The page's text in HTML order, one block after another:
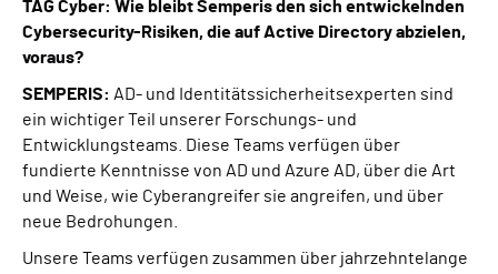
TAG Cyber: Wie bleibt Semperis den sich entwickelnden
Cybersecurity-Risiken, die auf Active Directory abzielen,
voraus?
SEMPERIS: AD- und Identitätssicherheitsexperten sind
ein wichtiger Teil unserer Forschungs- und
Entwicklungsteams. Diese Teams verfügen über
fundierte Kenntnisse von AD und Azure AD, über die Art
und Weise, wie Cyberangreifer sie angreifen, und über
neue Bedrohungen.
Unsere Teams verfügen zusammen über jahrzehntelange